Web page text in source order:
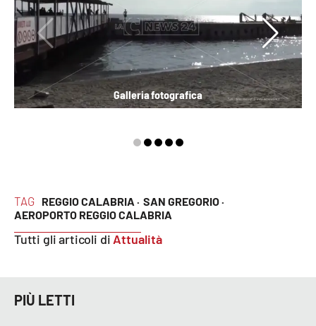
Lacplay.it
Lactv.it
Laconair.it
Catanzarochannel.it
TAG REGGIO CALABRIA · SAN GREGORIO ·
AEROPORTO REGGIO CALABRIA
Tutti gli articoli di Attualità
Galleria fotografica
PIÙ LETTI